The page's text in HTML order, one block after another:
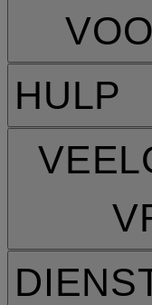
HULP